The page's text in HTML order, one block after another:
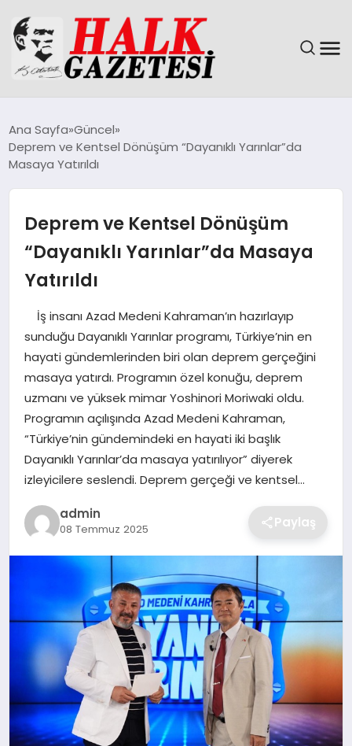
DÜNYA
EKONOMI
MAGAZIN
SAĞLIK
SIYASET
SPOR
TEKNOLOJI
YAŞAM
Ana Sayfa Güncel
Deprem ve Kentsel Dönüşüm “Dayanıklı Yarınlar”da
Masaya Yatırıldı
Deprem ve Kentsel Dönüşüm
“Dayanıklı Yarınlar”da Masaya
Yatırıldı
İş insanı Azad Medeni Kahraman’ın hazırlayıp
sunduğu Dayanıklı Yarınlar programı, Türkiye’nin en
hayati gündemlerinden biri olan deprem gerçeğini
masaya yatırdı. Programın özel konuğu, deprem
uzmanı ve yüksek mimar Yoshinori Moriwaki oldu.
Programın açılışında Azad Medeni Kahraman,
“Türkiye’nin gündemindeki en hayati iki başlık
Dayanıklı Yarınlar’da masaya yatırılıyor” diyerek
izleyicilere seslendi. Deprem gerçeği ve kentsel…
admin
08 Temmuz 2025 Paylaş